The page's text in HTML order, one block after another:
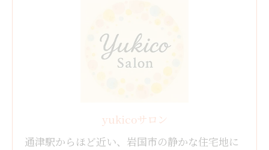
yukicoサロン
通津駅からほど近い、岩国市の静かな住宅地に